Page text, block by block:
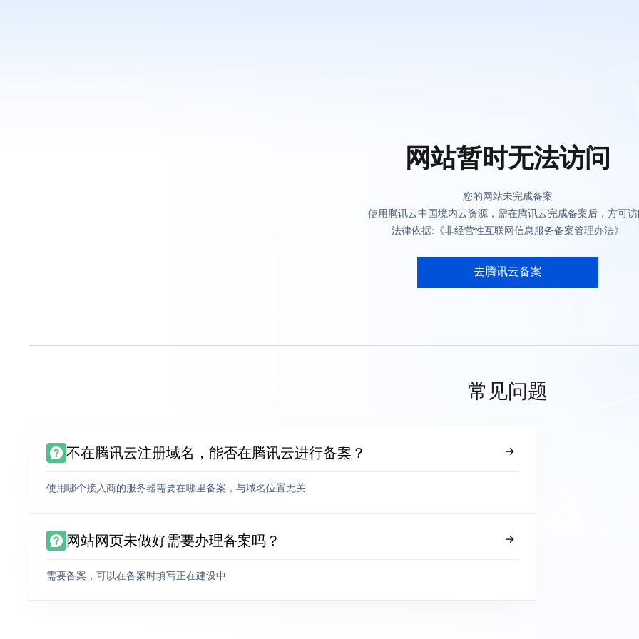
网站暂时无法访问
您的网站未完成备案
使用腾讯云中国境内云资源，需在腾讯云完成备案后，方可
法律依据:《非经营性互联网信息服务备案管理办法》
去腾讯云备案
常见问题
不在腾讯云注册域名，能否在腾讯云进行备案？
使用哪个接入商的服务器需要在哪里备案，与域名位置无关
网站网页未做好需要办理备案吗？
需要备案，可以在备案时填写正在建设中